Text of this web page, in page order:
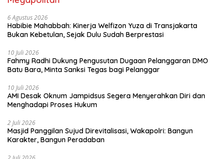
6 Agustus 2026
Habibie Mahabbah: Kinerja Welfizon Yuza di Transjakarta
Bukan Kebetulan, Sejak Dulu Sudah Berprestasi
10 Juli 2026
Fahmy Radhi Dukung Pengusutan Dugaan Pelanggaran DMO
Batu Bara, Minta Sanksi Tegas bagi Pelanggar
10 Juli 2026
AMI Desak Oknum Jampidsus Segera Menyerahkan Diri dan
Menghadapi Proses Hukum
2 Juli 2026
Masjid Panggilan Sujud Direvitalisasi, Wakapolri: Bangun
Karakter, Bangun Peradaban